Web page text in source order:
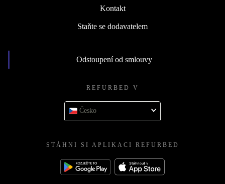
Kontakt
Staňte se dodavatelem
Odstoupení od smlouvy
REFURBED V
Česko
STÁHNI SI APLIKACI REFURBED